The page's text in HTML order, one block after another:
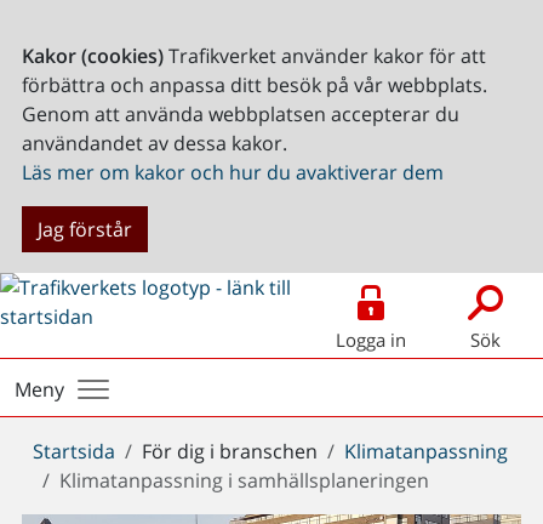
Kakor (cookies)Trafikverket använder kakor för att
förbättra och anpassa ditt besök på vår webbplats.
Genom att använda webbplatsen accepterar du
användandet av dessa kakor.
Läs mer om kakor och hur du avaktiverar dem
Jag förstår
Logga in Sök
Meny
Du
är
här:
Startsida För dig i branschen
Klimatanpassning
Klimatanpassning i samhällsplaneringen